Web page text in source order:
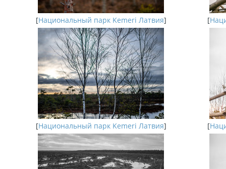
[Национальный парк Kemeri Латвия] [
[Национальный парк Kemeri Латвия] [